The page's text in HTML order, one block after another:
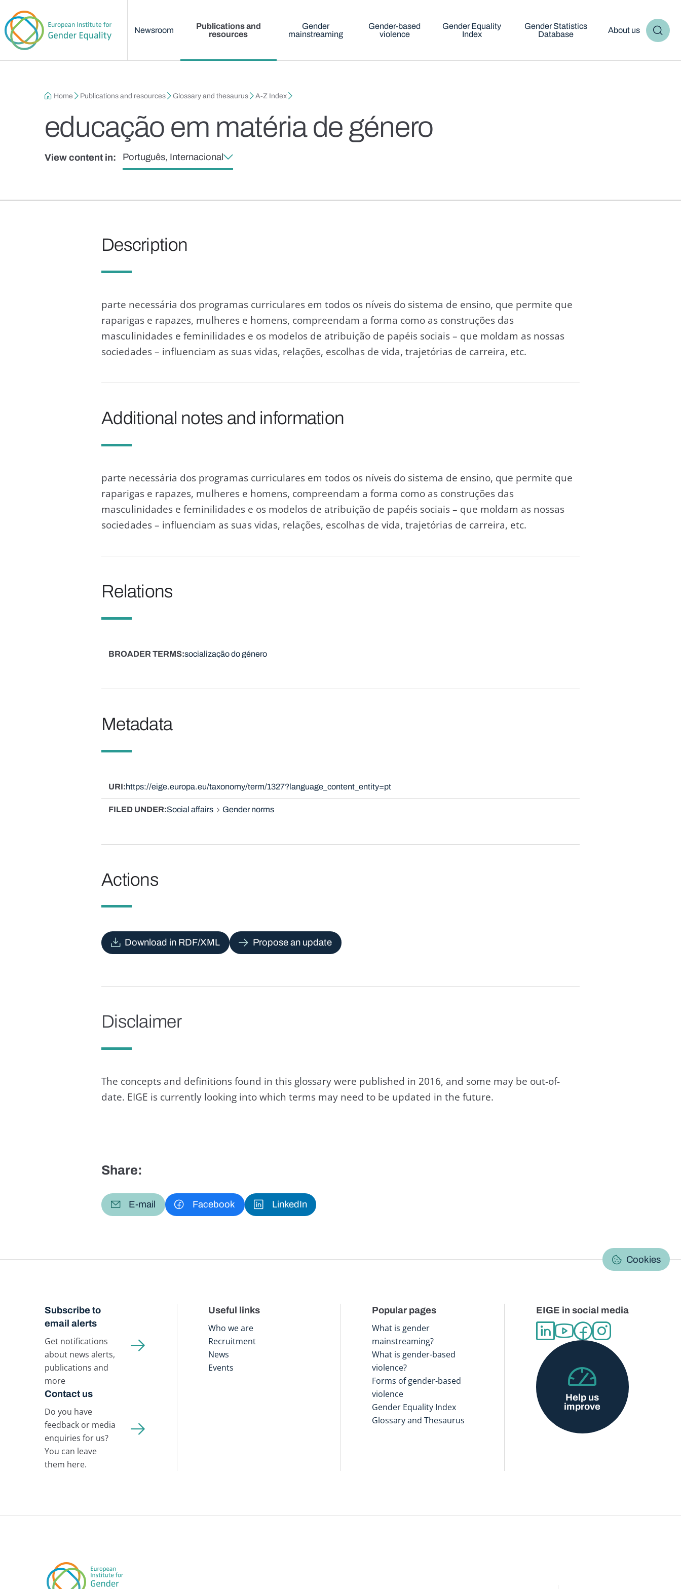
Newsroom
Publications and
resources
Gender
mainstreaming
Gender-based
violence
Gender Equality
Index
Gender Statistics
Database
About us
Breadcrumb
Home Publications and resources Glossary and thesaurus A-Z Index
educação em matéria de género
View content in: Português, Internacional
Description
parte necessária dos programas curriculares em todos os níveis do sistema de ensino, que permite que
raparigas e rapazes, mulheres e homens, compreendam a forma como as construções das
masculinidades e feminilidades e os modelos de atribuição de papéis sociais – que moldam as nossas
sociedades – influenciam as suas vidas, relações, escolhas de vida, trajetórias de carreira, etc.
Additional notes and information
parte necessária dos programas curriculares em todos os níveis do sistema de ensino, que permite que
raparigas e rapazes, mulheres e homens, compreendam a forma como as construções das
masculinidades e feminilidades e os modelos de atribuição de papéis sociais – que moldam as nossas
sociedades – influenciam as suas vidas, relações, escolhas de vida, trajetórias de carreira, etc.
Relations
BROADER TERMS socialização do género
Metadata
URI https://eige.europa.eu/taxonomy/term/1327?language_content_entity=pt
FILED UNDER Social affairs Gender norms
Actions
Download in RDF/XML Propose an update
Disclaimer
The concepts and definitions found in this glossary were published in 2016, and some may be out-of-
date. EIGE is currently looking into which terms may need to be updated in the future.
Share:
E-mail Facebook LinkedIn
Cookies
Subscribe to
email alerts
Get notifications
about news alerts,
publications and
more
Contact us
Do you have
feedback or media
enquiries for us?
You can leave
them here.
Useful links
Who we are
Recruitment
News
Events
Popular pages
What is gender
mainstreaming?
What is gender-based
violence?
Forms of gender-based
violence
Gender Equality Index
Glossary and Thesaurus
EIGE in social media
Help us
improve